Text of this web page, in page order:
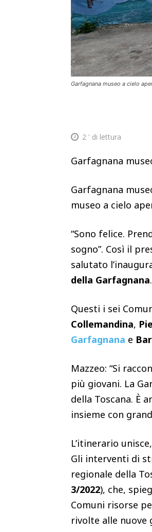
Garfagnana museo a cielo
2 ' di lettura
Garfagnana
Garfagnana
museo a cielo
“Sono felice.
sogno”. Così il
salutato
della Garfagnana.
Questi i sei
Collemandina,
Garfagnana e
Mazzeo: “Si
più giovani. La
della Toscana. È
insieme con
L’itinerario
Gli interventi di
regionale della
3/2022), che,
Comuni risorse
rivolte alle nuove